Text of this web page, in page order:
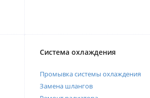
Система охлаждения
Промывка системы охлаждения
Замена шлангов